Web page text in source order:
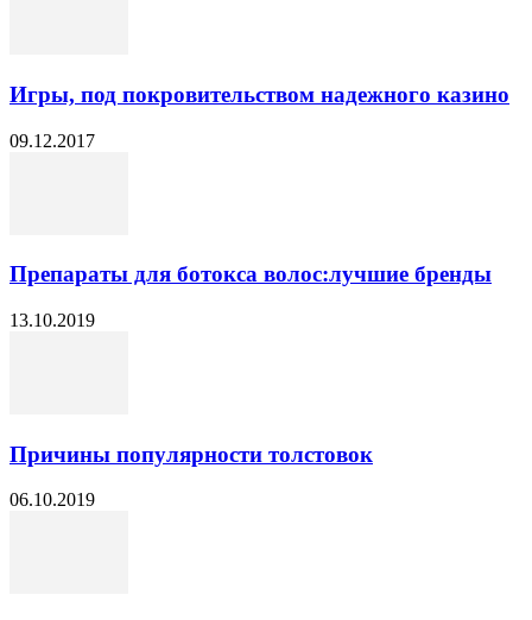
Игры, под покровительством надежного казино
09.12.2017
Препараты для ботокса волос:лучшие бренды
13.10.2019
Причины популярности толстовок
06.10.2019